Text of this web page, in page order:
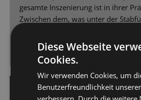
gesamte Inszenierung ist in ihrer
Zwischen dem, was unter der
Johannes Pell aus dem Graben
dazu oben auf der Bühne abläuft,
Millisekunde an Verschiebung.
4.12.2023 | Bernd Klempnow
Diese Webseite
Cookies.
Wir verwenden Cookies, um
Benutzerfreundlichkeit